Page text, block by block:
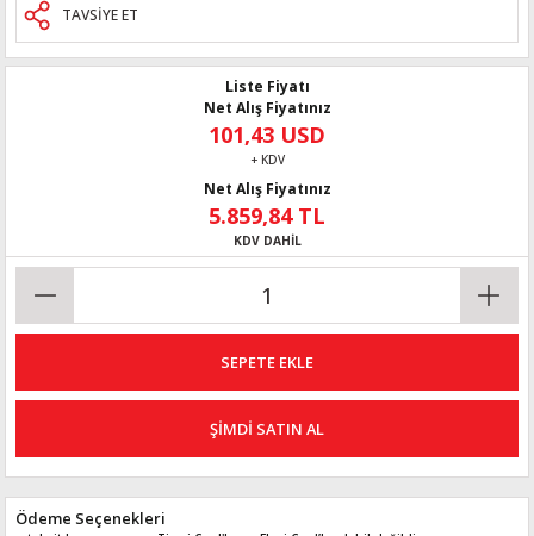
TAVSİYE ET
Liste Fiyatı
Net Alış Fiyatınız
101,43 USD
+ KDV
Net Alış Fiyatınız
5.859,84 TL
KDV DAHİL
SEPETE EKLE
ŞİMDİ SATIN AL
Ödeme Seçenekleri